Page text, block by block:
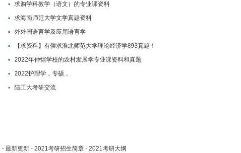
求购学科教学（语文）的专业课资料
求海南师范大学文学真题资料
外外国语言学及应用语言学
【求资料】有偿求淮北师范大学理论经济学893真题！
2022年仲恺学校的农村发展学专业课资料和真题
2022护理学，专硕，
陆工大考研交流
- 最新更新 - 2021考研招生简章 - 2021考研大纲